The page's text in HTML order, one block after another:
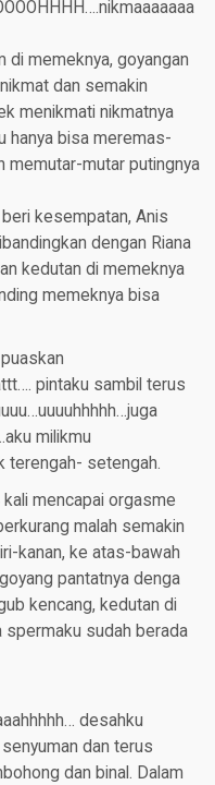
di memeknya, goyangan
dan semakin
menikmati nikmatnya
hanya bisa meremas-
memutar-mutar putingnya
beri kesempatan, Anis
dengan Riana
kedutan di memeknya
memeknya bisa
pintaku sambil terus
milikmu
terengah- setengah.
mencapai orgasme
malah semakin
kanan, ke atas-bawah
pantatnya denga
kencang, kedutan di
sudah berada
desahku
dan terus
dan binal. Dalam